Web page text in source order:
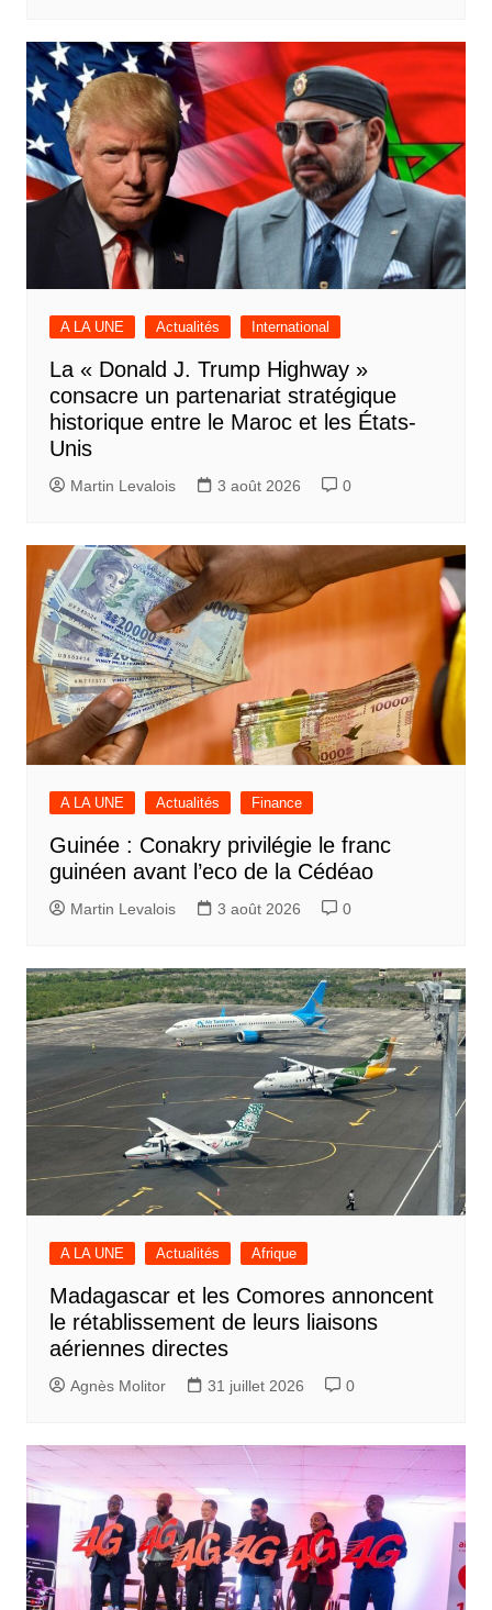
A LA UNE Actualités International
La « Donald J. Trump Highway »
consacre un partenariat stratégique
historique entre le Maroc et les États-
Unis
Martin Levalois 3 août 2026 0
A LA UNE Actualités Finance
Guinée : Conakry privilégie le franc
guinéen avant l’eco de la Cédéao
Martin Levalois 3 août 2026 0
A LA UNE Actualités Afrique
Madagascar et les Comores annoncent
le rétablissement de leurs liaisons
aériennes directes
Agnès Molitor 31 juillet 2026 0